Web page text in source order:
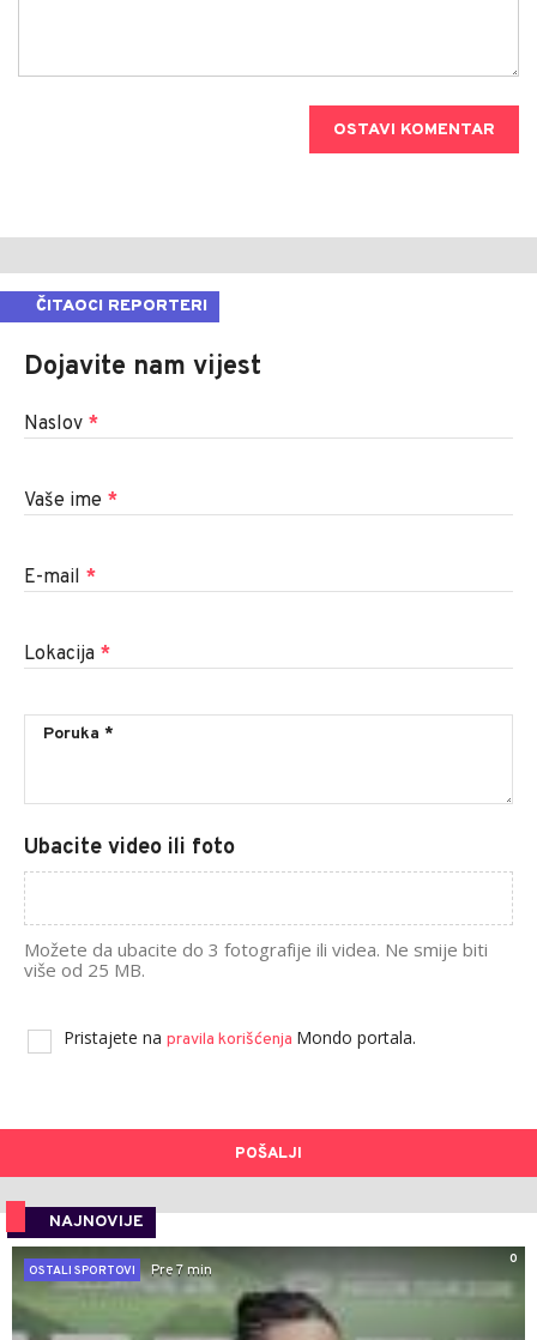
OSTAVI KOMENTAR
ČITAOCI REPORTERI
Dojavite nam vijest
Naslov *
Vaše ime *
E-mail *
Lokacija *
Ubacite video ili foto
Možete da ubacite do 3 fotografije ili videa. Ne smije biti
više od 25 MB.
Pristajete na pravila korišćenja Mondo portala.
POŠALJI
NAJNOVIJE
0
OSTALI SPORTOVI
Pre 7 min